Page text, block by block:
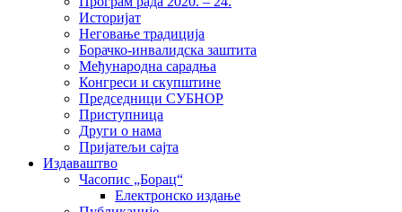
Историјат
Неговање традиција
Борачко-инвалидска заштита
Међународна сарадња
Конгреси и скупштине
Председници СУБНОР
Приступница
Други о нама
Пријатељи сајта
Издаваштво
Часопис „Борац“
Електронско издање